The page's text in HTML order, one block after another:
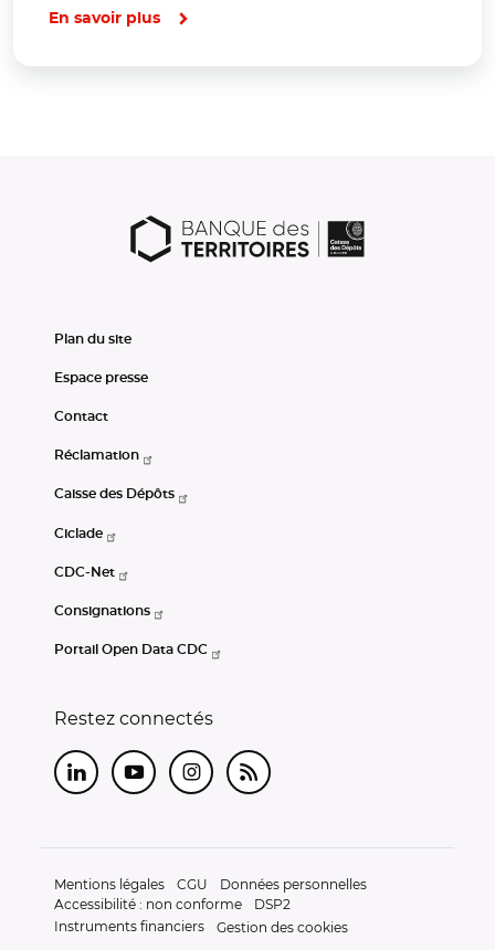
En savoir plus
Plan du site
Espace presse
Contact
Réclamation
Caisse des Dépôts
Ciclade
CDC-Net
Consignations
Portail Open Data CDC
Restez connectés
LinkedInYoutubeInstagram
RSS
Mentions légales CGU
Données personnelles
Accessibilité : non conforme
DSP2
Instruments financiers
Gestion des cookies